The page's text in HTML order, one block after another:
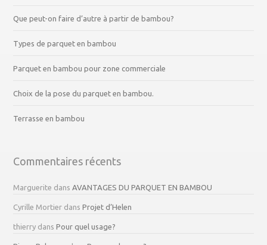
Que peut-on faire d’autre à partir de bambou?
Types de parquet en bambou
Parquet en bambou pour zone commerciale
Choix de la pose du parquet en bambou.
Terrasse en bambou
Commentaires récents
Marguerite dansAVANTAGES DU PARQUET EN BAMBOU
Cyrille Mortier dansProjet d’Helen
thierry dansPour quel usage?